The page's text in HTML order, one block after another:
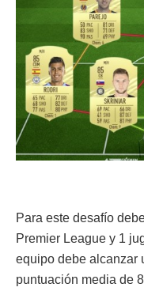
Para este desafío
Premier League y 1
equipo debe alcanzar
puntuación media de